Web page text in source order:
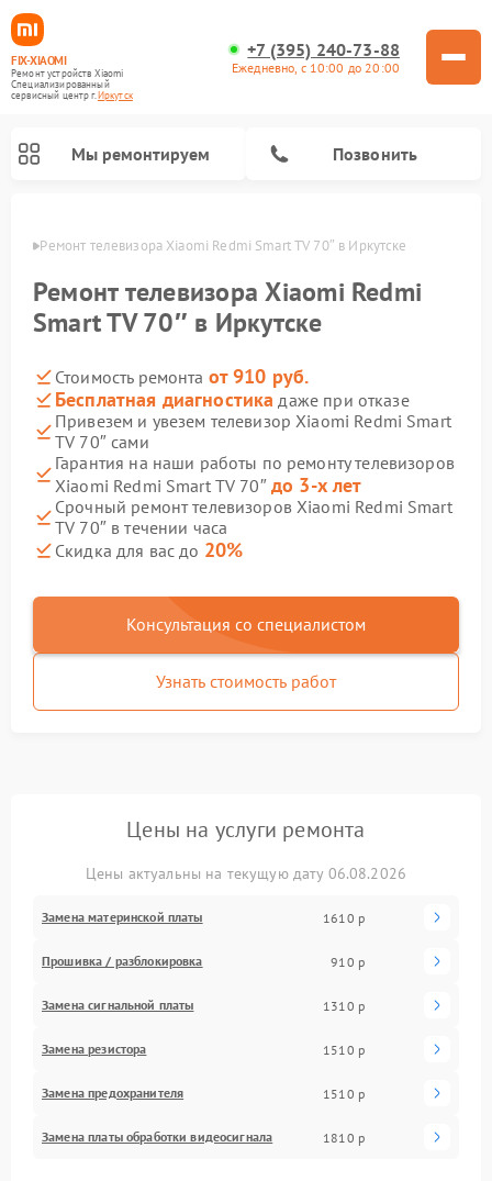
FIX-XIAOMI
Ремонт устройств Xiaomi
Специализированный
cервисный центр г.Иркутск
+7 (395) 240-73-88
Ежедневно, с 10:00 до 20:00
Мы ремонтируем Позвонить
Ремонт телевизора Xiaomi Redmi Smart TV 70″ в Иркутске
Ремонт телевизора Xiaomi Redmi
Smart TV 70″ в Иркутске
Стоимость ремонта от 910 руб.
Бесплатная диагностика даже при отказе
Привезем и увезем телевизор Xiaomi Redmi Smart
TV 70″ сами
Гарантия на наши работы по ремонту телевизоров
Xiaomi Redmi Smart TV 70″ до 3-х лет
Срочный ремонт телевизоров Xiaomi Redmi Smart
TV 70″ в течении часа
Скидка для вас до 20%
Консультация со специалистом
Узнать стоимость работ
Цены на услуги ремонта
Цены актуальны на текущую дату 06.08.2026
Замена материнской платы 1610 р
Прошивка / разблокировка 910 р
Замена сигнальной платы 1310 р
Замена резистора 1510 р
Замена предохранителя 1510 р
Замена платы обработки видеосигнала 1810 р